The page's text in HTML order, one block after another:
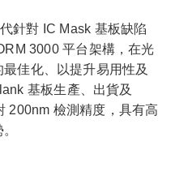
針對 IC Mask 基板缺陷
3000 平台架構，在光
佳化、以提升易用性及
基板生產、出貨及
200nm 檢測精度，具有高